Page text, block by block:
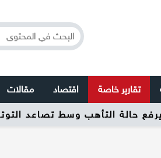
تقارير خاصة اقتصاد مقالات
حالة التأهب وسط تصاعد